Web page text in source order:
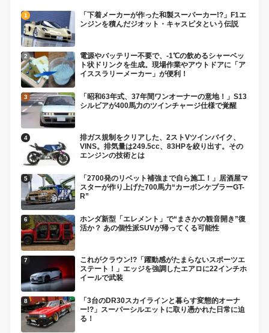
「下着メーカーが作った和製スーパーカー!?」F1エ
ンジンを積んだジオット・キャスピタという伝説
電源やバッテリー不要で、-1℃の飲めるシャーベッ
ト状ドリンクを生成。現場作業やアウトドアに「ア
イススラリーメーカー」が便利！
「昭和63年式、37年間ワンオーナーの意地！」S13
シルビアが400馬力のツインチャージ仕様で覚醒
排ガス規制をクリアした、2ストVツインバイク、
VINS。排気量は249.5cc、83HPを絞り出す。その
エンジンの技術とは
「2700発のリベット補強まで自ら施工！」居酒屋マ
スターが作り上げた700馬力“カーボンケブラーGT-
R”
ホンダ新型「エレメント」で“まさかの観音開き”復
活か？ あの個性派SUVが帰ってくる可能性
これがクラウン!?「躍動感がたまらないスポーツエ
ステート！」エッジを強調したエアロに22インチホ
イールで武装
「3台のDR30スカイラインと暮らす変態的オーナ
ー!?」スーパーシルエットに取り憑かれた日常に迫
る！